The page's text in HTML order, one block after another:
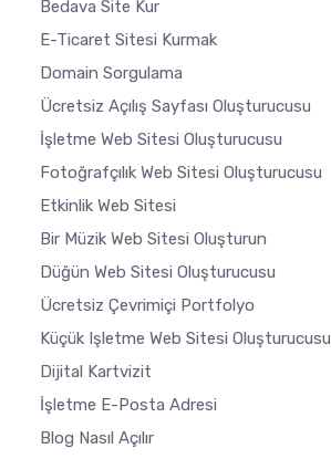
Bedava Site Kur
E-Ticaret Sitesi Kurmak
Domain Sorgulama
Ücretsiz Açılış Sayfası Oluşturucusu
İşletme Web Sitesi Oluşturucusu
Fotoğrafçılık Web Sitesi Oluşturucusu
Etkinlik Web Sitesi
Bir Müzik Web Sitesi Oluşturun
Düğün Web Sitesi Oluşturucusu
Ücretsiz Çevrimiçi Portfolyo
Küçük Işletme Web Sitesi Oluşturucusu
Dijital Kartvizit
İşletme E-Posta Adresi
Blog Nasıl Açılır